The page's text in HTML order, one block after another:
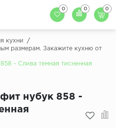
Мойки для кухни
0 0 0
кухни
/
размерам. Закажите кухню от
- Слива темная тисненная
нубук 858 -